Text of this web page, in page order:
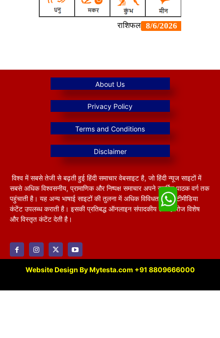
विश्व में सबसे तेजी से बढ़ती हुई हिंदी समाचार वेबसाइट है, जो हिंदी न्यूज साइटों में
सबसे अधिक विश्वसनीय, प्रामाणिक और निष्पक्ष समाचार अपने समर्पित पाठक वर्ग तक
पहुंचाती है। यह अन्य भाषाई साइटों की तुलना में अधिक विविधतापूर्ण मल्टीमीडिया
कंटेंट उपलब्ध कराती है। इसकी प्रतिबद्ध ऑनलाइन संपादकीय टीम हररोज विशेष
और विस्तृत कंटेंट देती है।
Website Design By Mytesta.com +91 8809666000